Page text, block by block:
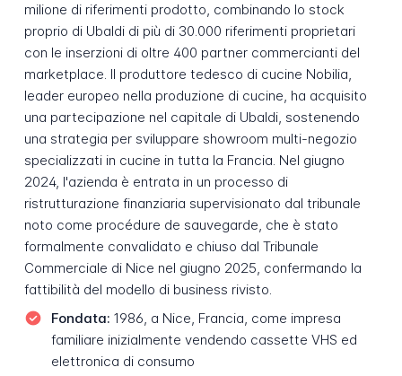
milione di riferimenti prodotto, combinando lo stock
proprio di Ubaldi di più di 30.000 riferimenti proprietari
con le inserzioni di oltre 400 partner commercianti del
marketplace. Il produttore tedesco di cucine Nobilia,
leader europeo nella produzione di cucine, ha acquisito
una partecipazione nel capitale di Ubaldi, sostenendo
una strategia per sviluppare showroom multi-negozio
specializzati in cucine in tutta la Francia. Nel giugno
2024, l'azienda è entrata in un processo di
ristrutturazione finanziaria supervisionato dal tribunale
noto come procédure de sauvegarde, che è stato
formalmente convalidato e chiuso dal Tribunale
Commerciale di Nice nel giugno 2025, confermando la
fattibilità del modello di business rivisto.
Fondata: 1986, a Nice, Francia, come impresa
familiare inizialmente vendendo cassette VHS ed
elettronica di consumo